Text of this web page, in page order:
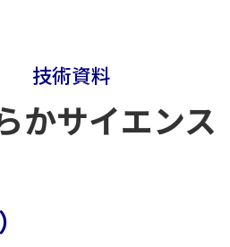
技術資料
かサイエンス